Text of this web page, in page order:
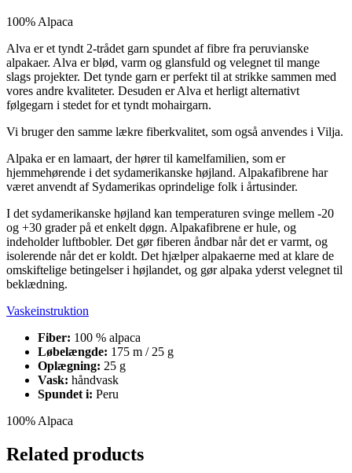
100% Alpaca
Alva er et tyndt 2-trådet garn spundet af fibre fra peruvianske
alpakaer. Alva er blød, varm og glansfuld og velegnet til mange
slags projekter. Det tynde garn er perfekt til at strikke sammen med
vores andre kvaliteter. Desuden er Alva et herligt alternativt
følgegarn i stedet for et tyndt mohairgarn.
Vi bruger den samme lækre fiberkvalitet, som også anvendes i Vilja.
Alpaka er en lamaart, der hører til kamelfamilien, som er
hjemmehørende i det sydamerikanske højland. Alpakafibrene har
været anvendt af Sydamerikas oprindelige folk i årtusinder.
I det sydamerikanske højland kan temperaturen svinge mellem -20
og +30 grader på et enkelt døgn. Alpakafibrene er hule, og
indeholder luftbobler. Det gør fiberen åndbar når det er varmt, og
isolerende når det er koldt. Det hjælper alpakaerne med at klare de
omskiftelige betingelser i højlandet, og gør alpaka yderst velegnet til
beklædning.
Vaskeinstruktion
Fiber: 100 % alpaca
Løbelængde: 175 m / 25 g
Oplægning: 25 g
Vask: håndvask
Spundet i: Peru
100% Alpaca
Related products